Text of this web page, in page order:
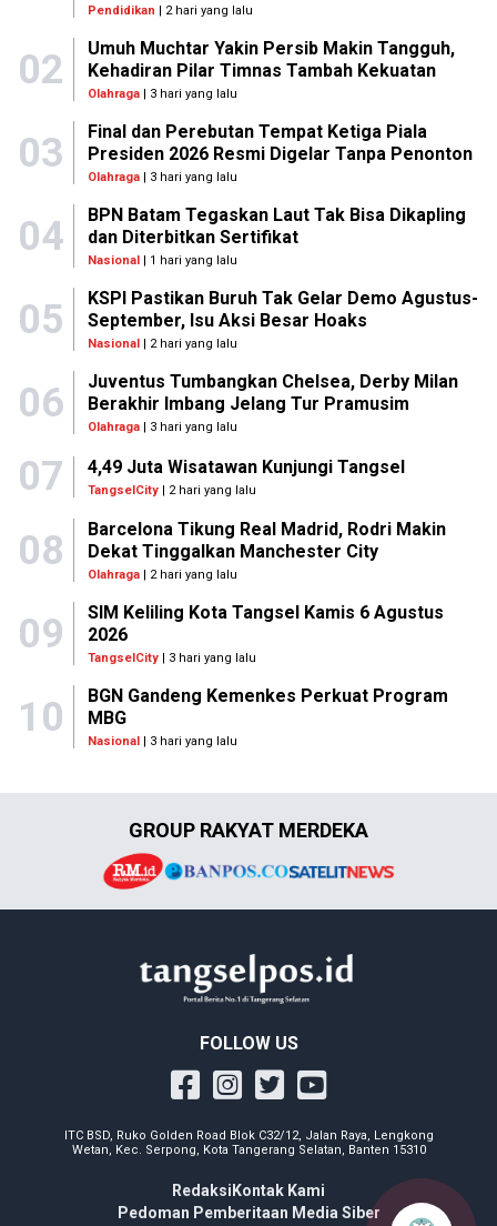
Pendidikan | 2 hari yang lalu
02
Umuh Muchtar Yakin Persib Makin Tangguh,
Kehadiran Pilar Timnas Tambah Kekuatan
Olahraga| 3 hari yang lalu
03
Final dan Perebutan Tempat Ketiga Piala
Presiden 2026 Resmi Digelar Tanpa Penonton
Olahraga| 3 hari yang lalu
04
BPN Batam Tegaskan Laut Tak Bisa Dikapling
dan Diterbitkan Sertifikat
Nasional| 1 hari yang lalu
05
KSPI Pastikan Buruh Tak Gelar Demo Agustus-
September, Isu Aksi Besar Hoaks
Nasional| 2 hari yang lalu
06
Juventus Tumbangkan Chelsea, Derby Milan
Berakhir Imbang Jelang Tur Pramusim
Olahraga| 3 hari yang lalu
07 4,49 Juta Wisatawan Kunjungi Tangsel
TangselCity | 2 hari yang lalu
08
Barcelona Tikung Real Madrid, Rodri Makin
Dekat Tinggalkan Manchester City
Olahraga| 2 hari yang lalu
09
SIM Keliling Kota Tangsel Kamis 6 Agustus
2026
TangselCity| 3 hari yang lalu
10
BGN Gandeng Kemenkes Perkuat Program
MBG
Nasional| 3 hari yang lalu
GROUP RAKYAT MERDEKA
FOLLOW US
ITC BSD, Ruko Golden Road Blok C32/12, Jalan Raya, Lengkong
Wetan, Kec. Serpong, Kota Tangerang Selatan, Banten 15310
Redaksi Kontak Kami
Pedoman Pemberitaan Media Siber